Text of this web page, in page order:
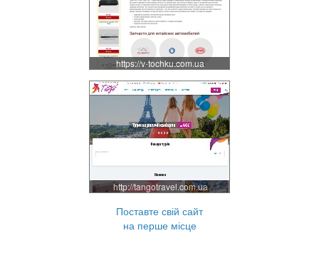
https://v-tochku.com.ua
http://tangotravel.com.ua
Поставте свій сайт
на перше місце